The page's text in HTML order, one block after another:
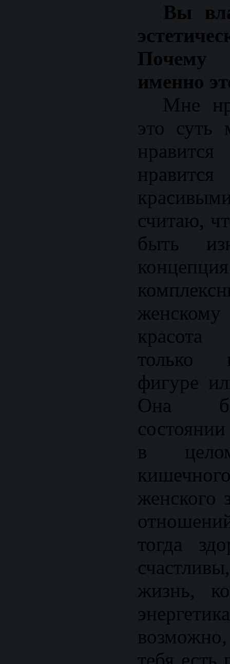
Вы
именно
Мне
это
считаю,
быть
красота
только
фигуре
Она
в
женского
тогда
жизнь,